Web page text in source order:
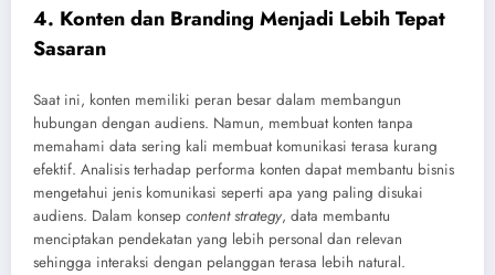
4. Konten dan Branding Menjadi Lebih Tepat
Sasaran
Saat ini, konten memiliki peran besar dalam membangun
hubungan dengan audiens. Namun, membuat konten tanpa
memahami data sering kali membuat komunikasi terasa kurang
efektif. Analisis terhadap performa konten dapat membantu bisnis
mengetahui jenis komunikasi seperti apa yang paling disukai
audiens. Dalam konsep content strategy, data membantu
menciptakan pendekatan yang lebih personal dan relevan
sehingga interaksi dengan pelanggan terasa lebih natural.